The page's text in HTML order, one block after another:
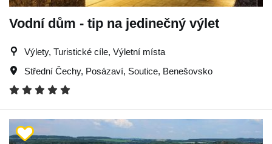
Vodní dům - tip na jedinečný výlet
Výlety, Turistické cíle, Výletní místa
Střední Čechy, Posázaví, Soutice, Benešovsko